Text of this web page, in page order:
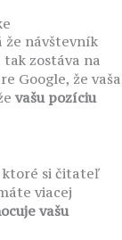
že návštevník
zostáva na
Google, že vaša
vašu pozíciu
ktoré si čitateľ
viacej
vašu